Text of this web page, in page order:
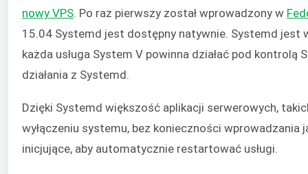
nowy VPS . Po raz pierwszy został wprowadzony w
15.04 Systemd jest dostępny natywnie. Systemd jest
każda usługa System V powinna działać pod
działania z Systemd.
Dzięki Systemd większość aplikacji serwerowych,
wyłączeniu systemu, bez konieczności wprowadzania
inicjujące, aby automatycznie restartować usługi.